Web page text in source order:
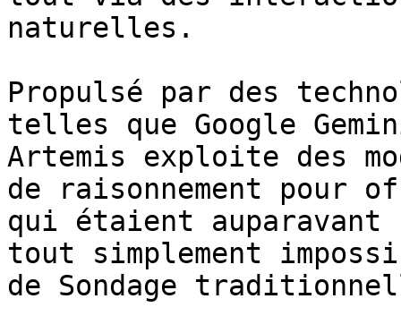
naturelles.
Propulsé par des
telles que Google
Artemis exploite des
de raisonnement
qui étaient auparavant
tout simplement
de Sondage